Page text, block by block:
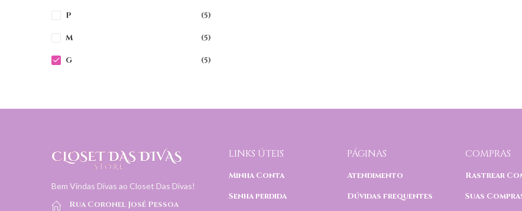
P (5)
M (5)
G (5)
Bem Vindas Divas ao Closet Das Divas!
Rua Coronel José Pessoa
LINKS ÚTEIS
Minha Conta
Senha perdida
PÁGINAS
Atendimento
Dúvidas frequentes
COMPRAS
Rastrear
Suas